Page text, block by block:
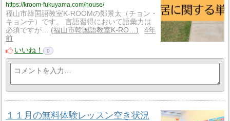
https://kroom-fukuyama.com/house/
福山市韓国語教室K-ROOMの鄭景太（チョン・
キョンテ）です。 言語習得において語彙力は
必須ですが…
福山市韓国語教室K-RO…
4年
前
いいね！
0
１１月の無料体験レッスン空き状況